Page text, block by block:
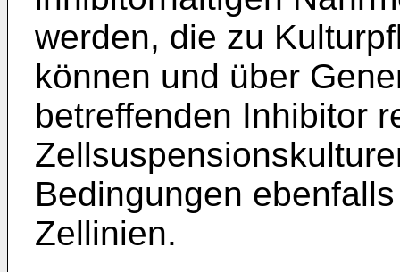
werden, die zu
können und über
betreffenden Inhibitor
Bedingungen
Zellinien.